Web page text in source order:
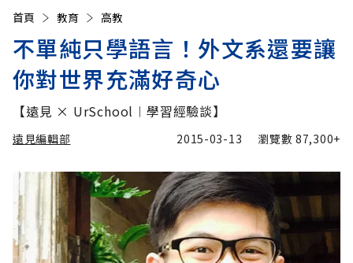
首頁 教育 高教
不單純只學語言！外文系還要讓
你對世界充滿好奇心
【遠見 × UrSchool︱學習經驗談】
遠見編輯部 2015-03-13 瀏覽數87,300+